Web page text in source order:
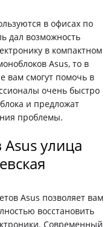
в офисах по
дал возможность
в компактном
Asus, то в
вам смогут помочь в
очень быстро
и предложат
проблемы.
улица
Asus позволяет вам
восстановить
Современный